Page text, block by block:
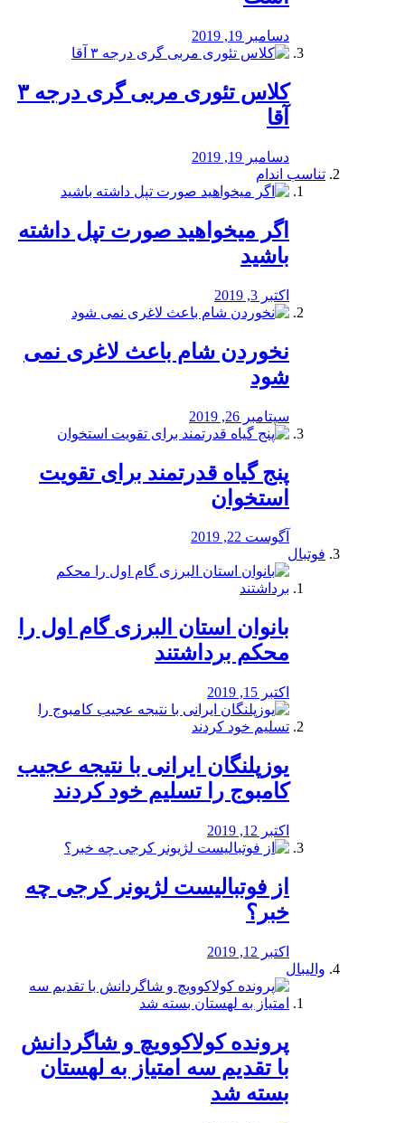
دسامبر 19, 2019
کلاس تئوری مربی گری درجه ۳
آقا
دسامبر 19, 2019
تناسب اندام
اگر میخواهید صورت تپل داشته
باشید
اکتبر 3, 2019
نخوردن شام باعث لاغری نمی
‌شود
سپتامبر 26, 2019
پنج گیاه قدرتمند برای تقویت
استخوان
آگوست 22, 2019
فوتبال
بانوان استان البرزی گام اول را
محكم برداشتند
اکتبر 15, 2019
یوزپلنگان ایرانی با نتیجه عجیب
کامبوج را تسلیم خود کردند
اکتبر 12, 2019
از فوتبالیست لژیونر کرجی چه
خبر؟
اکتبر 12, 2019
والیبال
پرونده کولاکوویچ و شاگردانش
با تقدیم سه امتیاز به لهستان
بسته شد